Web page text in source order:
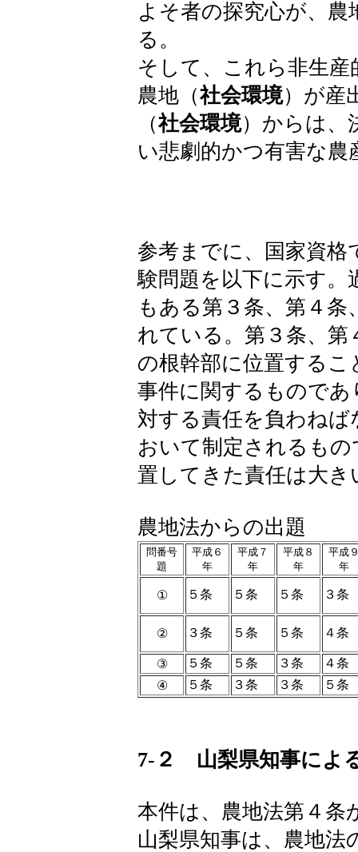
よそ者の探究心が、
る。
そして、これら非生
農地（社会環境）が産
（社会環境）からは、
い悲劇的かつ有害な農
参考までに、国家資格
験問題を以下に示す。
もある第３条、第４
れている。第３条、第
の根幹部に位置する
事件に関するものであ
対する責任を負わね
おいて制定されるも
置してきた責任は大き
農地法からの出題
問番号
題
平成６
年
平成７
年
平成８
年
平成
年
① ５条 ５条 ５条 ３条
② ３条 ５条 ５条 ４条
③ ５条 ５条 ３条
４条
④
５条 ３条 ３条 ５条
7-２ 山梨県知事によ
本件は、農地法第４条
山梨県知事は、農地法